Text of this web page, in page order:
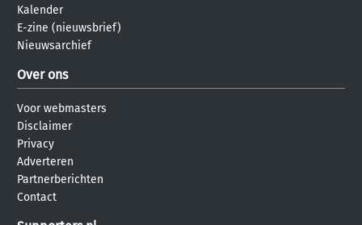
Kalender
E-zine (nieuwsbrief)
Nieuwsarchief
Over ons
Voor webmasters
Disclaimer
Privacy
Adverteren
Partnerberichten
Contact